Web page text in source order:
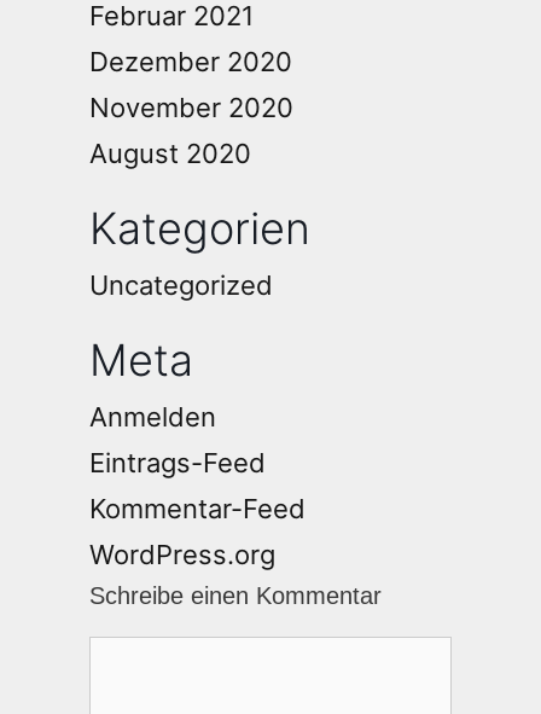
Februar 2021
Dezember 2020
November 2020
August 2020
Kategorien
Uncategorized
Meta
Anmelden
Eintrags-Feed
Kommentar-Feed
WordPress.org
Schreibe einen Kommentar